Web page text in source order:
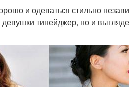
и одеваться стильно
тинейджер, но и